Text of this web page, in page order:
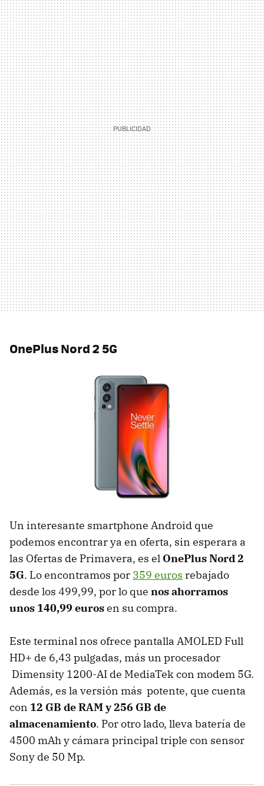
OnePlus Nord 2 5G
Un interesante smartphone Android que
podemos encontrar ya en oferta, sin esperara a
las Ofertas de Primavera, es el OnePlus Nord 2
5G. Lo encontramos por 359 euros rebajado
desde los 499,99, por lo que nos ahorramos
unos 140,99 eurosen su compra.
Este terminal nos ofrece pantalla AMOLED Full
HD+ de 6,43 pulgadas, más un procesador
Dimensity 1200-AI de MediaTek con modem 5G.
Además, es la versión más potente, que cuenta
con 12 GB de RAM y 256 GB de
almacenamiento. Por otro lado, lleva batería de
4500 mAh y cámara principal triple con sensor
Sony de 50 Mp.